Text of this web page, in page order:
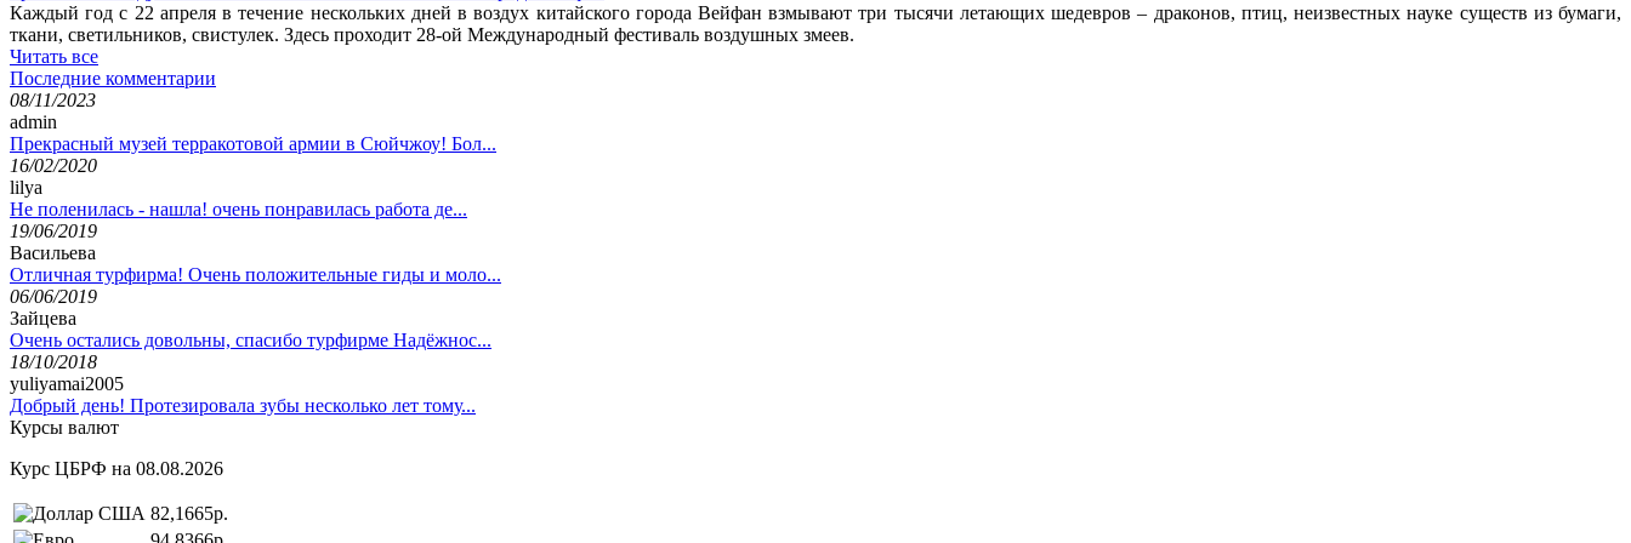
Каждый год с 22 апреля в течение нескольких дней в воздух китайского города Вейфан взмывают три тысячи летающих шедевров – драконов, птиц, неизвестных науке существ из бумаги,
ткани, светильников, свистулек. Здесь проходит 28-ой Международный фестиваль воздушных змеев.
Читать все
Последние комментарии
08/11/2023
admin
Прекрасный музей терракотовой армии в Сюйчжоу! Бол...
16/02/2020
lilya
Не поленилась - нашла! очень понравилась работа де...
19/06/2019
Васильева
Отличная турфирма! Очень положительные гиды и моло...
06/06/2019
Зайцева
Очень остались довольны, спасибо турфирме Надёжнос...
18/10/2018
yuliyamai2005
Добрый день! Протезировала зубы несколько лет тому...
Курсы валют
Курс ЦБРФ на 08.08.2026
82,1665р.